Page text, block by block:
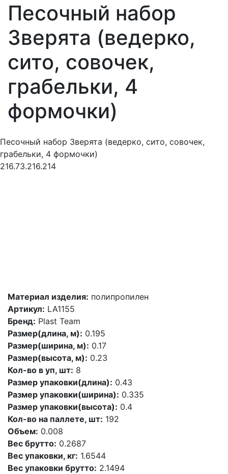
Песочный набор
Зверята (ведерко,
сито, совочек,
грабельки, 4
формочки)
Песочный набор Зверята (ведерко, сито, совочек,
грабельки, 4 формочки)
216.73.216.214
Материал изделия: полипропилен
Артикул: LA1155
Бренд: Plast Team
Размер(длина, м): 0.195
Размер(ширина, м): 0.17
Размер(высота, м): 0.23
Кол-во в уп, шт: 8
Размер упаковки(длина): 0.43
Размер упаковки(ширина): 0.335
Размер упаковки(высота): 0.4
Кол-во на паллете, шт: 192
Объем: 0.008
Вес брутто: 0.2687
Вес упаковки, кг: 1.6544
Вес упаковки брутто: 2.1494